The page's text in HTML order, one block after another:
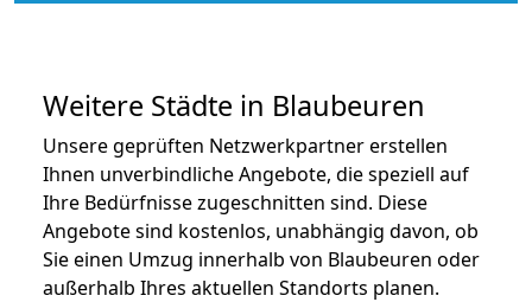
Weitere Städte in Blaubeuren
Unsere geprüften Netzwerkpartner erstellen
Ihnen unverbindliche Angebote, die speziell auf
Ihre Bedürfnisse zugeschnitten sind. Diese
Angebote sind kostenlos, unabhängig davon, ob
Sie einen Umzug innerhalb von Blaubeuren oder
außerhalb Ihres aktuellen Standorts planen.